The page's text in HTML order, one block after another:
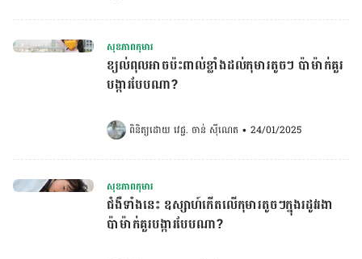
សុខភាពកុមារ
ខ្យល់ពុលអាចប៉ះពាល់ខ្លាំងដល់កុមារតូចៗ ប៉ាម៉ាក់គួរ
បង្ការបែបណា?
ពិនិត្យដោយ វេជ្ជ. ចាន់ ស៊ីណេត • 24/01/2025
សុខភាពកុមារ
ជំងឺទាំងនេះ ឧស្សាហ៍កើតលើកុមារតូចៗក្នុងរដូវរងា
ប៉ាម៉ាក់គួរបង្ការបែបណា?